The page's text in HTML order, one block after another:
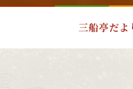
三船亭だよ